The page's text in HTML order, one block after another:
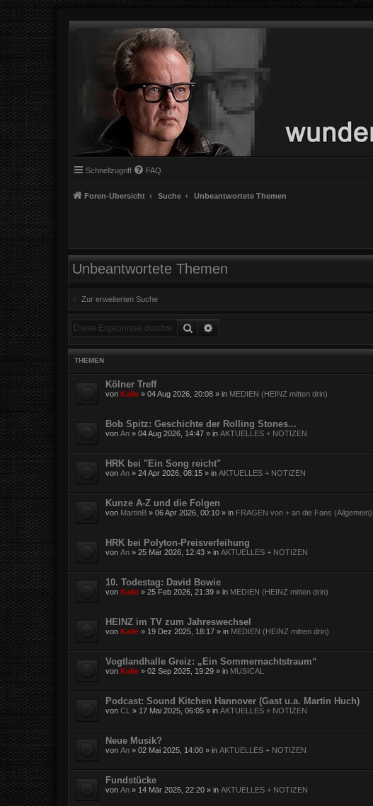
Schnellzugriff FAQ
Foren-Übersicht Suche Unbeantwortete Themen
Unbeantwortete Themen
Zur erweiterten Suche
Suche
THEMEN
Kölner Treff
von Kalle » 04 Aug 2026, 20:08 » in MEDIEN (HEINZ mitten drin)
Bob Spitz: Geschichte der Rolling Stones...
von An » 04 Aug 2026, 14:47 » in AKTUELLES + NOTIZEN
HRK bei "Ein Song reicht"
von An » 24 Apr 2026, 08:15 » in AKTUELLES + NOTIZEN
Kunze A-Z und die Folgen
von MartinB » 06 Apr 2026, 00:10 » in FRAGEN von + an die Fans (Allgemein)
HRK bei Polyton-Preisverleihung
von An » 25 Mär 2026, 12:43 » in AKTUELLES + NOTIZEN
10. Todestag: David Bowie
von Kalle » 25 Feb 2026, 21:39 » in MEDIEN (HEINZ mitten drin)
HEINZ im TV zum Jahreswechsel
von Kalle » 19 Dez 2025, 18:17 » in MEDIEN (HEINZ mitten drin)
Vogtlandhalle Greiz: „Ein Sommernachtstraum“
von Kalle » 02 Sep 2025, 19:29 » in MUSICAL
Podcast: Sound Kitchen Hannover (Gast u.a. Martin Huch)
von CL » 17 Mai 2025, 06:05 » in AKTUELLES + NOTIZEN
Neue Musik?
von An » 02 Mai 2025, 14:00 » in AKTUELLES + NOTIZEN
Fundstücke
von An » 14 Mär 2025, 22:20 » in AKTUELLES + NOTIZEN